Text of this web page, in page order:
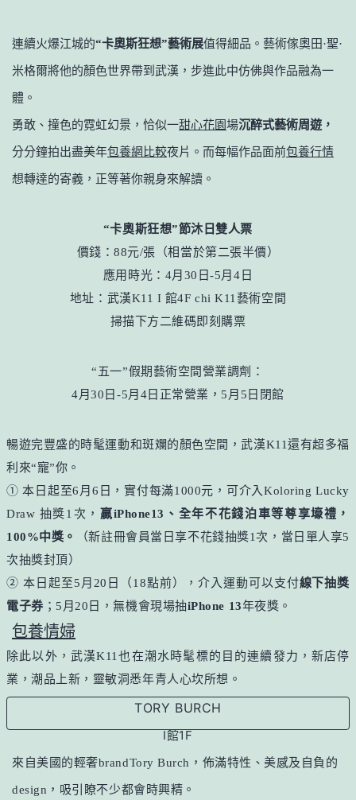
連續火爆江城的“卡奧斯狂想”藝術展值得細品。藝術傢奧田·聖·
米格爾將他的顏色世界帶到武漢，步進此中仿佛與作品融為一
體。
勇敢、撞色的霓虹幻景，恰似一甜心花園場沉醉式藝術周遊，
分分鐘拍出盡美年包養網比較夜片。而每幅作品面前包養行情
想轉達的寄義，正等著你親身來解讀。
“卡奧斯狂想”節沐日雙人票
價錢：88元/張（相當於第二張半價）
應用時光：4月30日-5月4日
地址：武漢K11 I 館4F chi K11藝術空間
掃描下方二維碼即刻購票
“五一”假期藝術空間營業調劑：
4月30日-5月4日正常營業，5月5日閉館
暢遊完豐盛的時髦運動和斑斕的顏色空間，武漢K11還有超多福
利來“寵”你。
① 本日起至6月6日，實付每滿1000元，可介入Koloring Lucky
Draw 抽獎1次，贏iPhone13、全年不花錢泊車等尊享壕禮，
100%中獎。
（新註冊會員當日享不花錢抽獎1次，當日單人享5
次抽獎封頂）
② 本日起至5月20日（18點前），介入運動可以支付線下抽獎
電子券；5月20日，無機會現場抽iPhone 13年夜獎。
包養情婦
除此以外，武漢K11也在潮水時髦標的目的連續發力，新店停
業，潮品上新，靈敏洞悉年青人心坎所想。
TORY BURCH
I館1F
來自美國的輕奢brandTory Burch，佈滿特性、美感及自負的
design，吸引瞭不少都會時興精。